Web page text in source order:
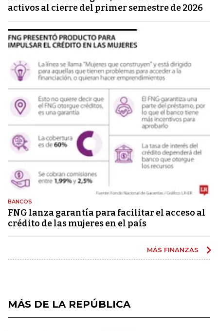
activos al cierre del primer semestre de 2026
BANCOS
FNG lanza garantía para facilitar el acceso al
crédito de las mujeres en el país
MÁS FINANZAS
MÁS DE LA REPÚBLICA